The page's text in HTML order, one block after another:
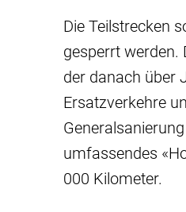
Die Teilstrecken
gesperrt werden.
der danach über
Ersatzverkehre
umfassendes
000 Kilometer.